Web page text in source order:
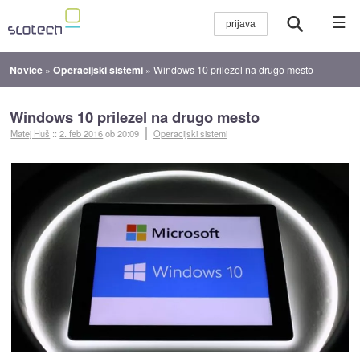
☰
Novice »Operacijski sistemi »Windows 10 prilezel na drugo mesto
Windows 10 prilezel na drugo mesto
Matej Huš ::2. feb 2016ob 20:09 Operacijski sistemi